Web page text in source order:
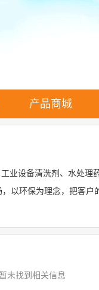
产品商城
设备清洗剂、水处
以环保为理念，把客
暂未找到相关信息